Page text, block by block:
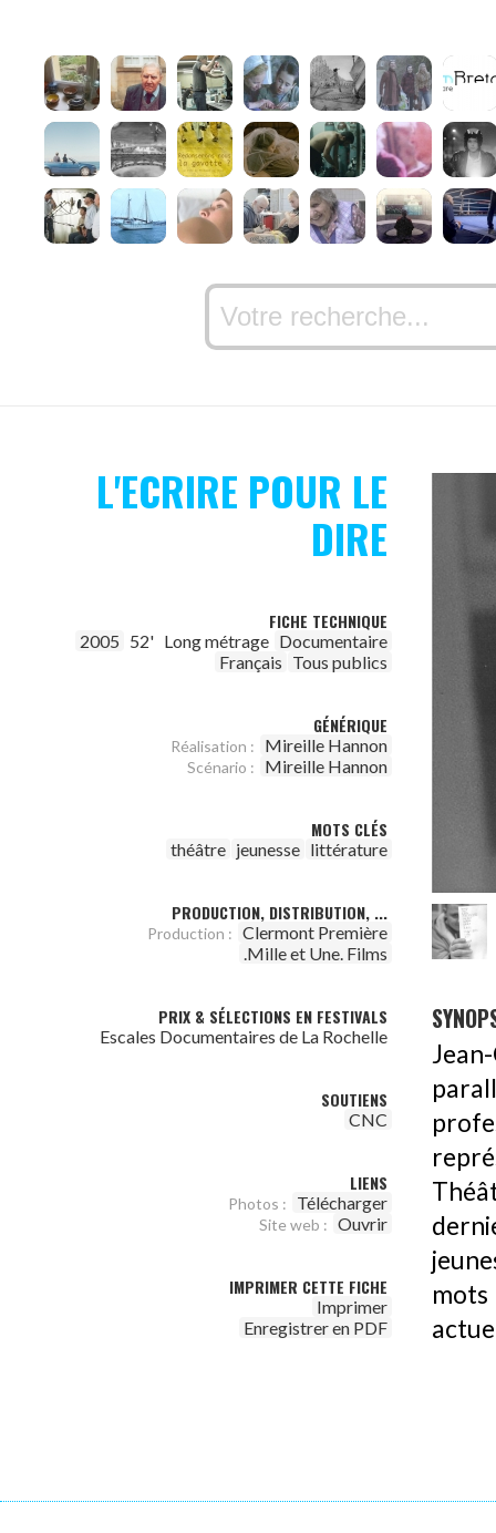
L'ECRIRE POUR LE
DIRE
FICHE TECHNIQUE
2005 52' Long métrage Documentaire
Français Tous publics
GÉNÉRIQUE
Réalisation : Mireille Hannon
Scénario : Mireille Hannon
MOTS CLÉS
théâtre jeunesse littérature
PRODUCTION, DISTRIBUTION, ...
Production : Clermont Première
.Mille et Une. Films
PRIX & SÉLECTIONS EN FESTIVALS
Escales Documentaires de La Rochelle
SOUTIENS
CNC
LIENS
Photos : Télécharger
Site web : Ouvrir
IMPRIMER CETTE FICHE
Imprimer
Enregistrer en PDF